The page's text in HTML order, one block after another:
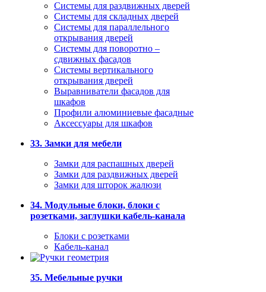
Системы для раздвижных дверей
Системы для складных дверей
Системы для параллельного
открывания дверей
Системы для поворотно –
сдвижных фасадов
Системы вертикального
открывания дверей
Выравниватели фасадов для
шкафов
Профили алюминиевые фасадные
Аксессуары для шкафов
33. Замки для мебели
Замки для распашных дверей
Замки для раздвижных дверей
Замки для шторок жалюзи
34. Модульные блоки, блоки с
розетками, заглушки кабель-канала
Блоки с розетками
Кабель-канал
35. Мебельные ручки